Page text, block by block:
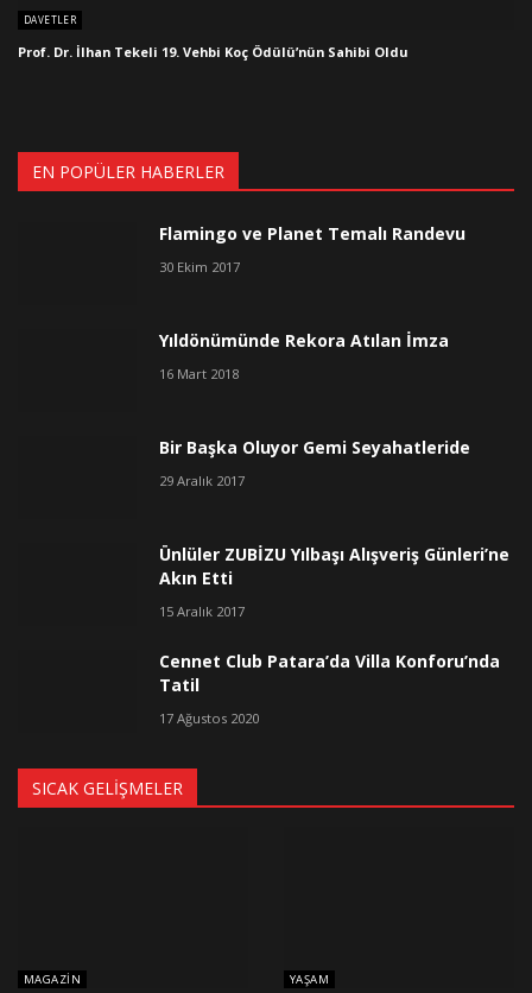
DAVETLER
Prof. Dr. İlhan Tekeli 19. Vehbi Koç Ödülü’nün Sahibi Oldu
EN POPÜLER HABERLER
Flamingo ve Planet Temalı Randevu
30 Ekim 2017
Yıldönümünde Rekora Atılan İmza
16 Mart 2018
Bir Başka Oluyor Gemi Seyahatleride
29 Aralık 2017
Ünlüler ZUBİZU Yılbaşı Alışveriş Günleri’ne
Akın Etti
15 Aralık 2017
Cennet Club Patara’da Villa Konforu’nda
Tatil
17 Ağustos 2020
SICAK GELIŞMELER
MAGAZIN YAŞAM